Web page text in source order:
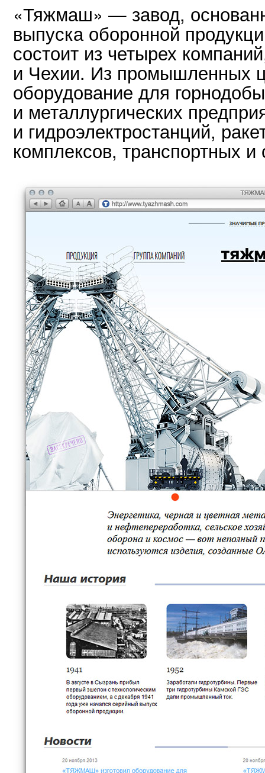
«Тяжмаш» — завод,
выпуска оборонной
состоит из четырех
и Чехии. Из промышленных
оборудование для
и металлургических
и гидроэлектростанций,
комплексов, транспортных